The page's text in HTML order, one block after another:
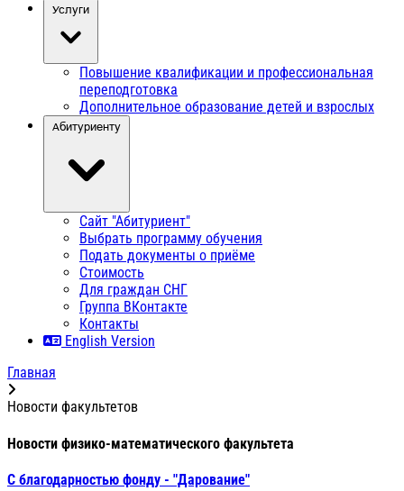
Услуги
Повышение квалификации и профессиональная
переподготовка
Дополнительное образование детей и взрослых
Абитуриенту
Сайт "Абитуриент"
Выбрать программу обучения
Подать документы о приёме
Стоимость
Для граждан СНГ
Группа ВКонтакте
Контакты
English Version
Главная
Новости факультетов
Новости физико-математического факультета
С благодарностью фонду - "Дарование"